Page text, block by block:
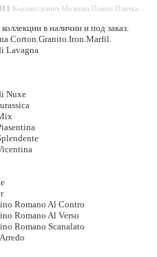
Керамогранит.Мозаика.Панно.Плитка.
в наличии и под заказ.
Lavagna
Nuxe
Romano Al Contro
Romano Al Verso
Romano Scanalato